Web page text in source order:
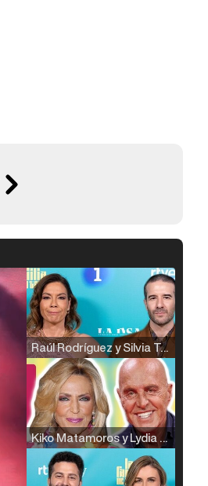
Raúl Rodríguez y Silvia Taulés nos cuentan su papel en 'La familia de la tele'
Kiko Matamoros y Lydia Lozano: "Nuestro público es de todas las edades y RTVE tiene un público muy pegado a las novelas, al que tenemos que captar"